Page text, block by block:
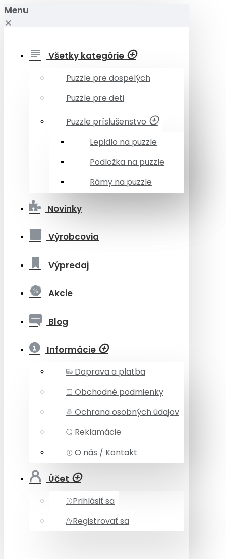
Menu
Všetky kategórie
Puzzle pre dospelých
Puzzle pre deti
Puzzle príslušenstvo
Lepidlo na puzzle
Podložka na puzzle
Rámy na puzzle
Novinky
Výrobcovia
Výpredaj
Akcie
Blog
Informácie
Doprava a platba
Obchodné podmienky
Ochrana osobných údajov
Reklamácie
O nás / Kontakt
Účet
Prihlásiť sa
Registrovať sa